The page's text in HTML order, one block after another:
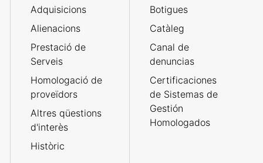
Adquisicions
Alienacions
Prestació de
Serveis
Homologació de
proveïdors
Altres qüestions
d'interès
Històric
Botigues
Catàleg
Canal de
denuncias
Certificaciones
de Sistemas de
Gestión
Homologados